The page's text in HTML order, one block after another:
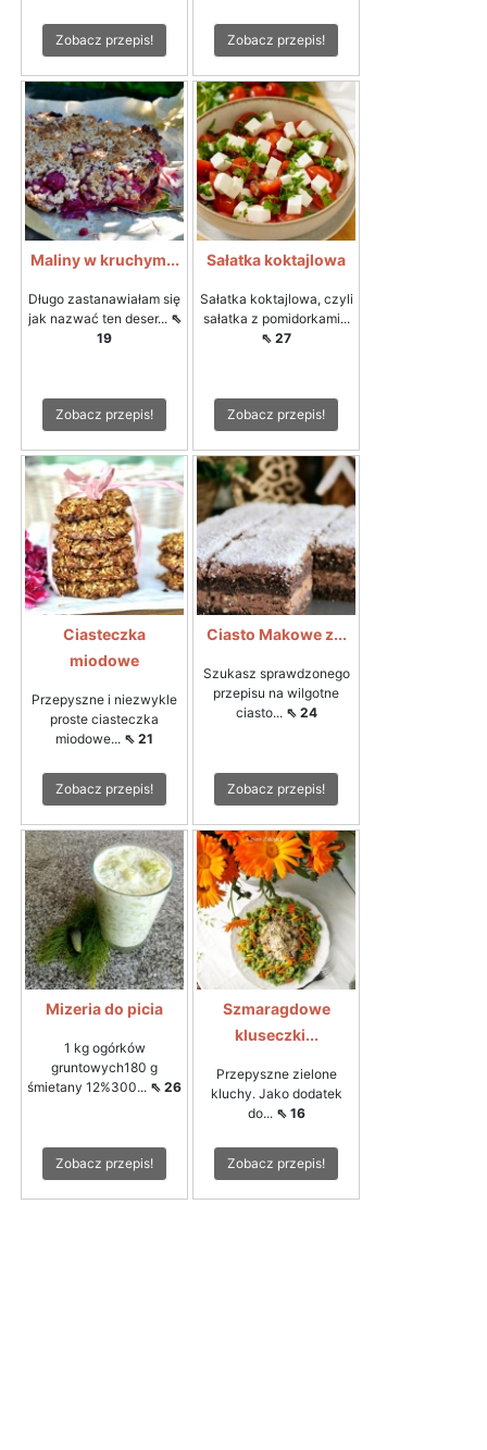
Zobacz przepis! Zobacz przepis!
Maliny w kruchym...
Długo zastanawiałam się
jak nazwać ten deser... ⇖
19
Zobacz przepis!
Sałatka koktajlowa
Sałatka koktajlowa, czyli
sałatka z pomidorkami...
⇖ 27
Zobacz przepis!
Ciasteczka
miodowe
Przepyszne i niezwykle
proste ciasteczka
miodowe... ⇖ 21
Zobacz przepis!
Ciasto Makowe z...
Szukasz sprawdzonego
przepisu na wilgotne
ciasto... ⇖ 24
Zobacz przepis!
Mizeria do picia
1 kg ogórków
gruntowych180 g
śmietany 12%300... ⇖ 26
Zobacz przepis!
Szmaragdowe
kluseczki...
Przepyszne zielone
kluchy. Jako dodatek
do... ⇖ 16
Zobacz przepis!